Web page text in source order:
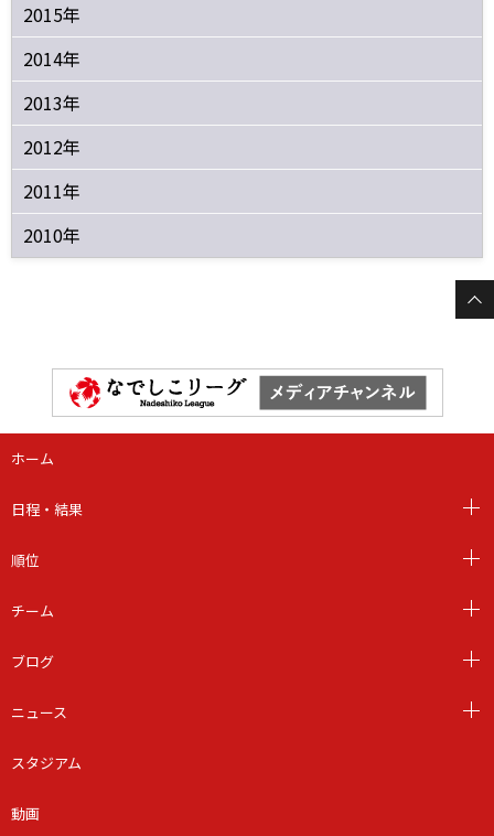
2015年
2014年
2013年
2012年
2011年
2010年
ホーム
日程・結果
順位
チーム
ブログ
ニュース
スタジアム
動画